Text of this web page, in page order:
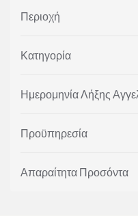
Περιοχή
Κατηγορία
Ημερομηνία Λήξης
Προϋπηρεσία
Απαραίτητα Προσόντα